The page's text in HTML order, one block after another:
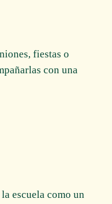
fiestas o
con una
escuela como un